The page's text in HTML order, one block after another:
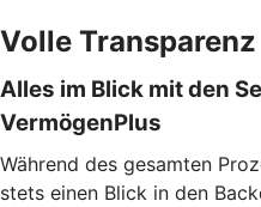
Volle Transparenz
Alles im Blick mit den
VermögenPlus
Während des gesamten
stets einen Blick in den